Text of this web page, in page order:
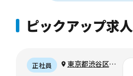
ピックアップ求人
正社員
東京都渋谷区渋